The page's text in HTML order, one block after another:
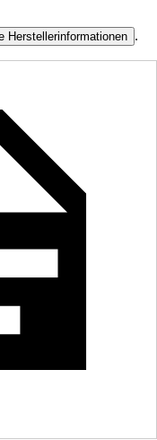
Herstellerinformationen .